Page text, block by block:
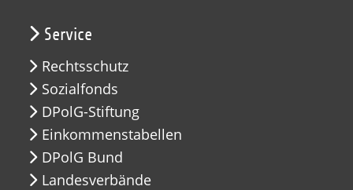
Service
Rechtsschutz
Sozialfonds
DPolG-Stiftung
Einkommenstabellen
DPolG Bund
Landesverbände